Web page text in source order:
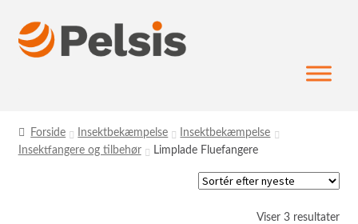
Spring
til
Spring
til
Forside Insektbekæmpelse
Insektbekæmpelse
Insektfangere og tilbehør
Limplade Fluefangere
Viser 3 resultater